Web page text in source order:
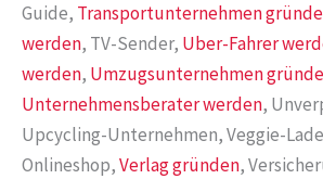
Guide, Transportunternehmen
werden, TV-Sender, Uber-Fahrer
werden, Umzugsunternehmen
Unternehmensberater werden,
Upcycling-Unternehmen, Veggie-
Onlineshop,Verlag gründen,